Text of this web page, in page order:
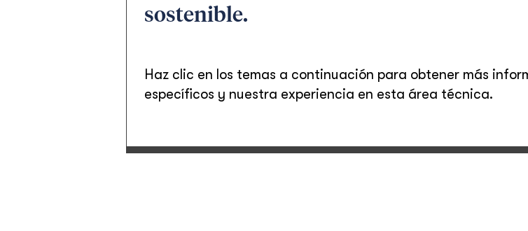
sostenible.
Haz clic en los temas a continuación para obtener más
específicos y nuestra experiencia en esta área técnica.